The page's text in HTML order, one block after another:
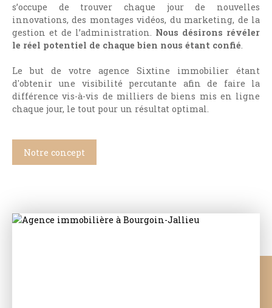
s’occupe de trouver chaque jour de nouvelles
innovations, des montages vidéos, du marketing, de la
gestion et de l’administration. Nous désirons révéler
le réel potentiel de chaque bien nous étant confié.
Le but de votre agence Sixtine immobilier étant
d'obtenir une visibilité percutante afin de faire la
différence vis-à-vis de milliers de biens mis en ligne
chaque jour, le tout pour un résultat optimal.
Notre concept